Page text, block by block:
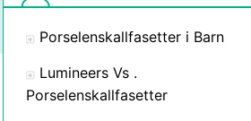
Porselenskallfasetter i Barn
Lumineers Vs .
Porselenskallfasetter